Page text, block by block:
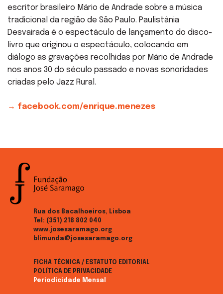
escritor brasileiro Mário de Andrade sobre a música
tradicional da região de São Paulo. Paulistânia
Desvairada é o espectáculo de lançamento do disco-
livro que originou o espectáculo, colocando em
diálogo as gravações recolhidas por Mário de Andrade
nos anos 30 do século passado e novas sonoridades
criadas pelo Jazz Rural.
→ facebook.com/enrique.menezes
Rua dos Bacalhoeiros, Lisboa
Tel: (351) 218 802 040
www.josesaramago.org
blimunda@josesaramago.org
FICHA TÉCNICA / ESTATUTO EDITORIAL
POLÍTICA DE PRIVACIDADE
Periodicidade Mensal